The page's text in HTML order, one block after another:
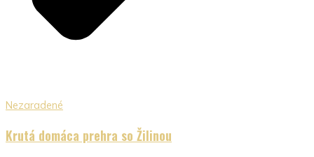
Nezaradené
Krutá domáca prehra so Žilinou